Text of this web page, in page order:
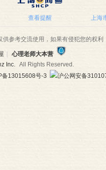
查看提醒 上海
参考交流使用，如果有侵犯您的权
心理老师大本营
Inc.All Rights Reserved.
备13015608号-3 沪公网安备